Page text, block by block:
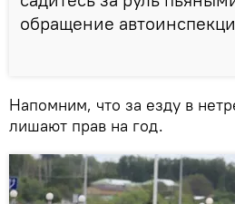
обращение
Напомним, что за езду в
лишают прав на год.